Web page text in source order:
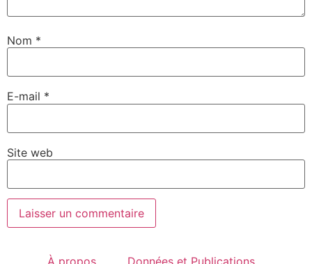
Nom *
E-mail *
Site web
À propos Données et Publications